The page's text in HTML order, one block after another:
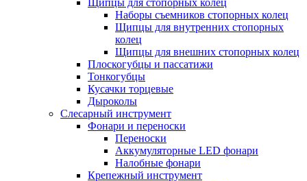
Щипцы для стопорных колец
Наборы съемников стопорных колец
Щипцы для внутренних стопорных
колец
Щипцы для внешних стопорных колец
Плоскогубцы и пассатижи
Тонкогубцы
Кусачки торцевые
Дыроколы
Слесарный инструмент
Фонари и переноски
Переноски
Аккумуляторные LED фонари
Налобные фонари
Крепежный инструмент